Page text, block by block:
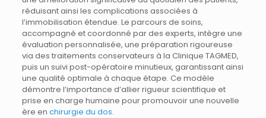
réduisant ainsi les complications associées à
l’immobilisation étendue. Le parcours de soins,
accompagné et coordonné par des experts, intègre une
évaluation personnalisée, une préparation rigoureuse
via des traitements conservateurs à la Clinique TAGMED,
puis un suivi post-opératoire minutieux, garantissant ainsi
une qualité optimale à chaque étape. Ce modèle
démontre l’importance d’allier rigueur scientifique et
prise en charge humaine pour promouvoir une nouvelle
ère en chirurgie du dos.